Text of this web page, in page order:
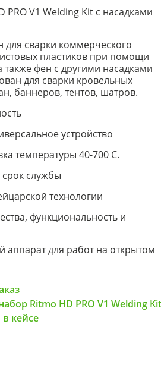
V1 Welding Kit с насадками
сварки коммерческого
пластиков при помощи
также фен с другими насадками
для сварки кровельных
баннеров, тентов, шатров.
устройство
температуры 40-700 С.
службы
технологии
функциональность и
аппарат для работ на открытом
Ritmo HD PRO V1 Welding
кейсе